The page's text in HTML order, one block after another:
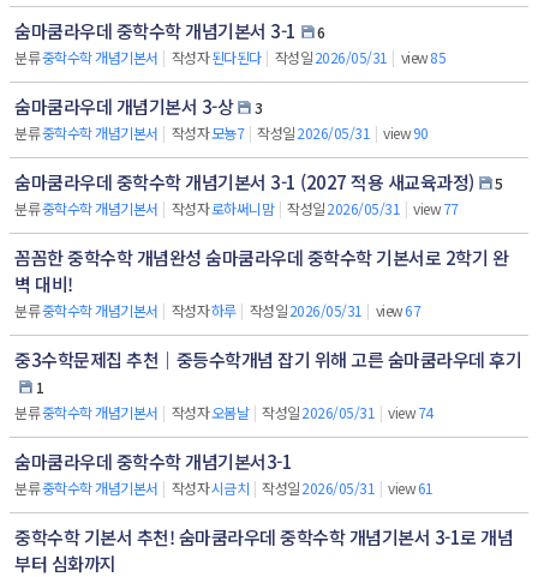
숨마쿰라우데 중학수학 개념기본서 3-1
6
분류중학수학 개념기본서 | 작성자된다된다 | 작성일2026/05/31 | view85
숨마쿰라우데 개념기본서 3-상
3
분류중학수학 개념기본서 | 작성자모뇽7 | 작성일2026/05/31 | view90
숨마쿰라우데 중학수학 개념기본서 3-1 (2027 적용 새교육과정)
5
분류중학수학 개념기본서 | 작성자로하써니맘 | 작성일2026/05/31 | view77
꼼꼼한 중학수학 개념완성 숨마쿰라우데 중학수학 기본서로 2학기 완
벽 대비!
분류중학수학 개념기본서 | 작성자하루 | 작성일2026/05/31 | view67
중3수학문제집 추천｜중등수학개념 잡기 위해 고른 숨마쿰라우데 후기
1
분류중학수학 개념기본서 | 작성자오봄날 | 작성일2026/05/31 | view74
숨마쿰라우데 중학수학 개념기본서3-1
분류중학수학 개념기본서 | 작성자시금치 | 작성일2026/05/31 | view61
중학수학 기본서 추천! 숨마쿰라우데 중학수학 개념기본서 3-1로 개념
부터 심화까지